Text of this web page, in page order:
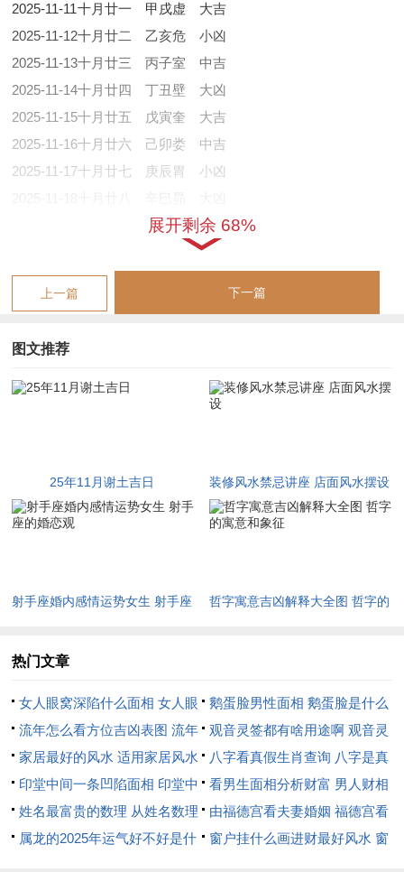
2025-11-11十月廿一 甲戌虚
大吉
2025-11-12十月廿二 乙亥危
小凶
2025-11-13十月廿三 丙子室
中吉
2025-11-14十月廿四 丁丑 壁
大凶
2025-11-15十月廿五 戊寅奎
大吉
2025-11-16十月廿六 己卯娄
中吉
2025-11-17十月廿七 庚辰 胃
小凶
壬午毕
中吉
大吉
2025-11-21十一月初一
2025-11-24
2025-11-25十一月初五
大吉
中吉
2025-11-29
中吉
2025-11-30
小凶
十一月初五戊子日。乙酉日，干支金木相生，星宿井宿临位，井
主水源，象征根基稳固，若于此日动工，则土气得润，事业可步
步高升；辛未日，未土藏火，辛金透出，金土相生，主财帛丰
盈，尤利家宅安宁；戊子日，子水助戊土，水土调和，星宿吉
耀，主健康无虞，子孙绵长。此三日，五行流通，神煞无冲，若
个人八字再逢相合，则吉上加吉，然若流年大运有碍，则需稍作
调整。
展开剩余 68%
上一篇 下一篇
图文推荐
25年11月谢土吉日 装修风水禁忌讲座 店面风水摆设
射手座婚内感情运势女生 射手座
哲字寓意吉凶解释大全图 哲字的
热门文章
女人眼窝深陷什么面相 女人眼
窝深陷是短命相吗
鹅蛋脸男性面相 鹅蛋脸是什么
脸型男性
流年怎么看方位吉凶表图 流年
位置怎么看
观音灵签都有啥用途啊 观音灵
签全部签签词
家居最好的风水 适用家居风水
八字看真假生肖查询 八字是真
还是假
印堂中间一条凹陷面相 印堂中
间有条线沟好不好
看男生面相分析财富 男人财相
从哪里看
姓名最富贵的数理 从姓名数理
看富豪
由福德宫看夫妻婚姻 福德宫看
配偶生肖
属龙的2025年运气好不好是什
窗户挂什么画进财最好风水 窗